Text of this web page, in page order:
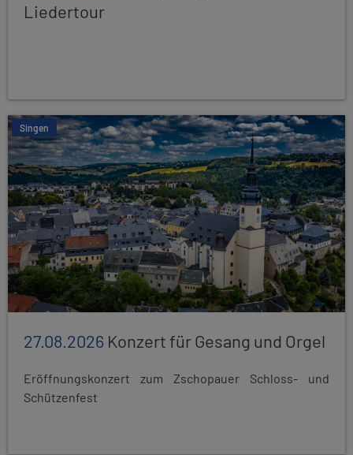
Liedertour
Singen
27.08.2026 Konzert für Gesang und Orgel
Eröffnungskonzert zum Zschopauer Schloss- und
Schützenfest